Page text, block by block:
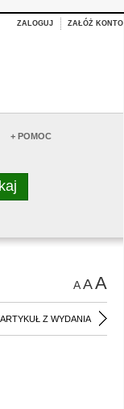
ZALOGUJ ZAŁÓŻ KONTO
+ POMOC
AAA
Z WYDANIA